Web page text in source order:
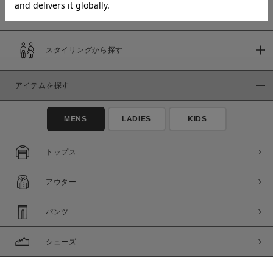
商品タイプ
通常商品
セール価格
在庫
在庫あり
予約商品
スタイリングから探す
アイテムを探す
MENS LADIES KIDS
トップス
アウター
パンツ
シューズ